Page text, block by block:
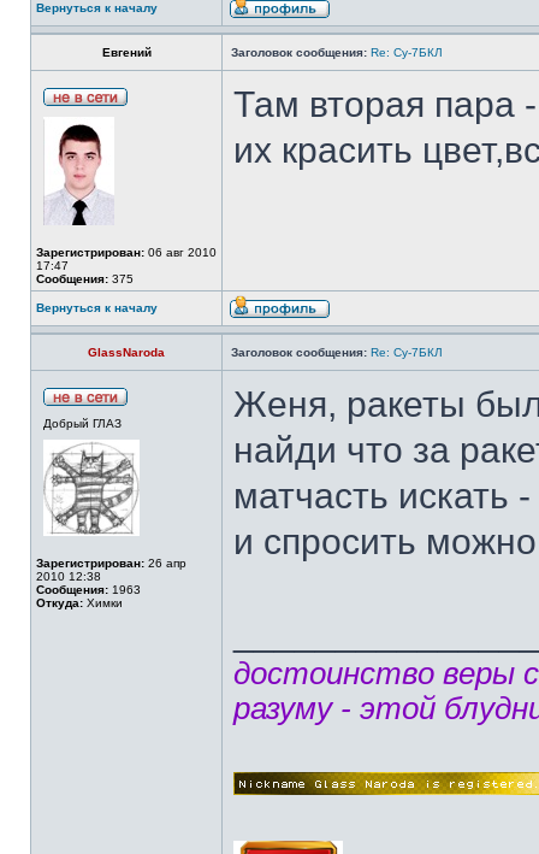
Вернуться к началу
Евгений Заголовок сообщения: Re: Су-7БКЛ
Зарегистрирован: 06 авг 2010
17:47
Сообщения: 375
Там вторая пара
их красить
Вернуться к началу
GlassNaroda Заголовок сообщения: Re: Су-7БКЛ
Добрый ГЛАЗ
Зарегистрирован: 26 апр
2010 12:38
Сообщения: 1963
Откуда: Химки
Женя, ракеты
найди что за
матчасть искать
и спросить
достоинство веры
разуму - этой